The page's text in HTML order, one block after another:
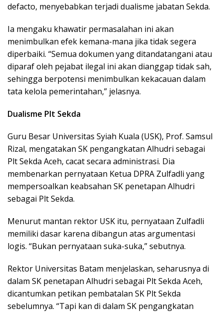
defacto, menyebabkan terjadi dualisme jabatan Sekda.
Ia mengaku khawatir permasalahan ini akan
menimbulkan efek kemana-mana jika tidak segera
diperbaiki. “Semua dokumen yang ditandatangani atau
diparaf oleh pejabat ilegal ini akan dianggap tidak sah,
sehingga berpotensi menimbulkan kekacauan dalam
tata kelola pemerintahan,” jelasnya.
Dualisme Plt Sekda
Guru Besar Universitas Syiah Kuala (USK), Prof. Samsul
Rizal, mengatakan SK pengangkatan Alhudri sebagai
Plt Sekda Aceh, cacat secara administrasi. Dia
membenarkan pernyataan Ketua DPRA Zulfadli yang
mempersoalkan keabsahan SK penetapan Alhudri
sebagai Plt Sekda.
Menurut mantan rektor USK itu, pernyataan Zulfadli
memiliki dasar karena dibangun atas argumentasi
logis. “Bukan pernyataan suka-suka,” sebutnya.
Rektor Universitas Batam menjelaskan, seharusnya di
dalam SK penetapan Alhudri sebagai Plt Sekda Aceh,
dicantumkan petikan pembatalan SK Plt Sekda
sebelumnya. “Tapi kan di dalam SK pengangkatan